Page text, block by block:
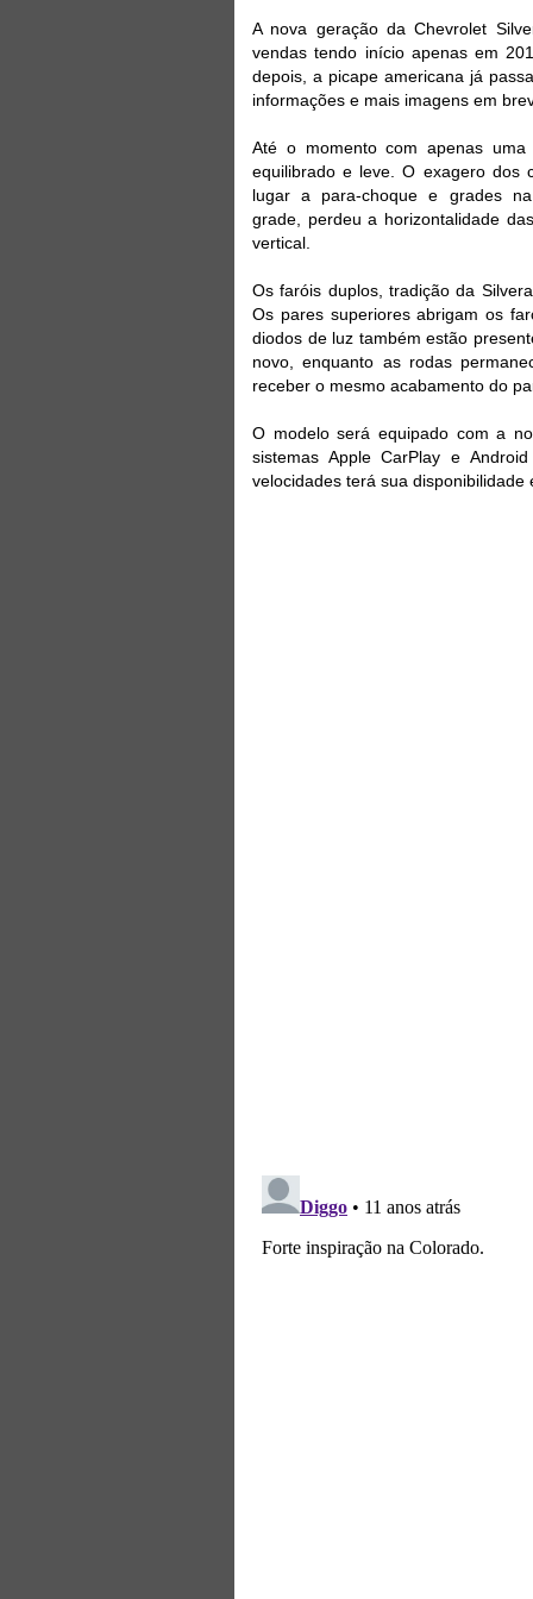
A nova geração da Chevrolet
vendas tendo início apenas em
depois, a picape americana já
informações e mais imagens em
Até o momento com apenas
equilibrado e leve. O exagero dos
lugar a para-choque e grades
grade, perdeu a horizontalidade
vertical.
Os faróis duplos, tradição da
Os pares superiores abrigam os
diodos de luz também estão
novo, enquanto as rodas
receber o mesmo acabamento do
O modelo será equipado com a
sistemas Apple CarPlay e
velocidades terá sua disponibilidade